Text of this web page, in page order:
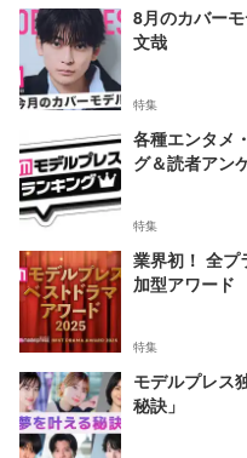
8月のカバー
文哉
特集
各種エンタメ
グ＆読者アン
特集
業界初！ 全プ
加型アワード
特集
モデルプレス
秘訣」